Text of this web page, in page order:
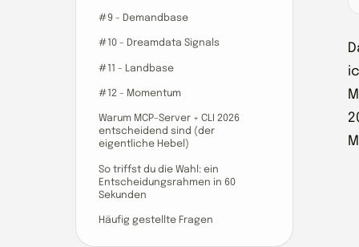
#9 - Demandbase
#10 - Dreamdata Signals
#11 - Landbase
#12 - Momentum
Warum MCP-Server + CLI 2026
entscheidend sind (der
eigentliche Hebel)
So triffst du die Wahl: ein
Entscheidungsrahmen in 60
Sekunden
Häufig gestellte Fragen